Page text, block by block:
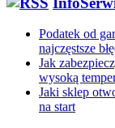
Podatek od
najczęstsze
Jak
wysoką
Jaki sklep
na start